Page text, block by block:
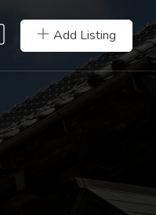
Add Listing